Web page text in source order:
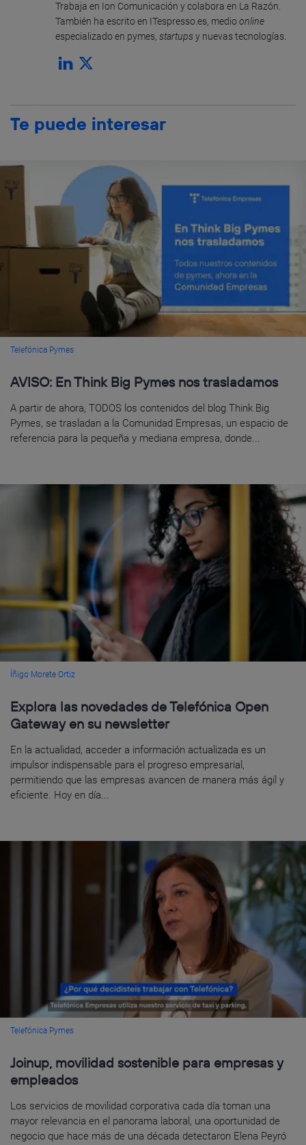
Trabaja en Ion Comunicación y colabora en La Razón.
También ha escrito en ITespresso.es, medio online
especializado en pymes, startups y nuevas tecnologías.
Te puede interesar
Telefónica Pymes
AVISO: En Think Big Pymes nos trasladamos
A partir de ahora, TODOS los contenidos del blog Think Big
Pymes, se trasladan a la Comunidad Empresas, un espacio de
referencia para la pequeña y mediana empresa, donde...
Íñigo Morete Ortiz
Explora las novedades de Telefónica Open
Gateway en su newsletter
En la actualidad, acceder a información actualizada es un
impulsor indispensable para el progreso empresarial,
permitiendo que las empresas avancen de manera más ágil y
eficiente. Hoy en día...
Telefónica Pymes
Joinup, movilidad sostenible para empresas y
empleados
Los servicios de movilidad corporativa cada día toman una
mayor relevancia en el panorama laboral, una oportunidad de
negocio que hace más de una década detectaron Elena Peyró